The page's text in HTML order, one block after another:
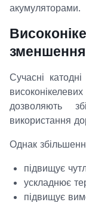
акумуляторами.
зменшення
Сучасні
дозволяють
використання
Однак
підвищує
ускладнює
підвищує